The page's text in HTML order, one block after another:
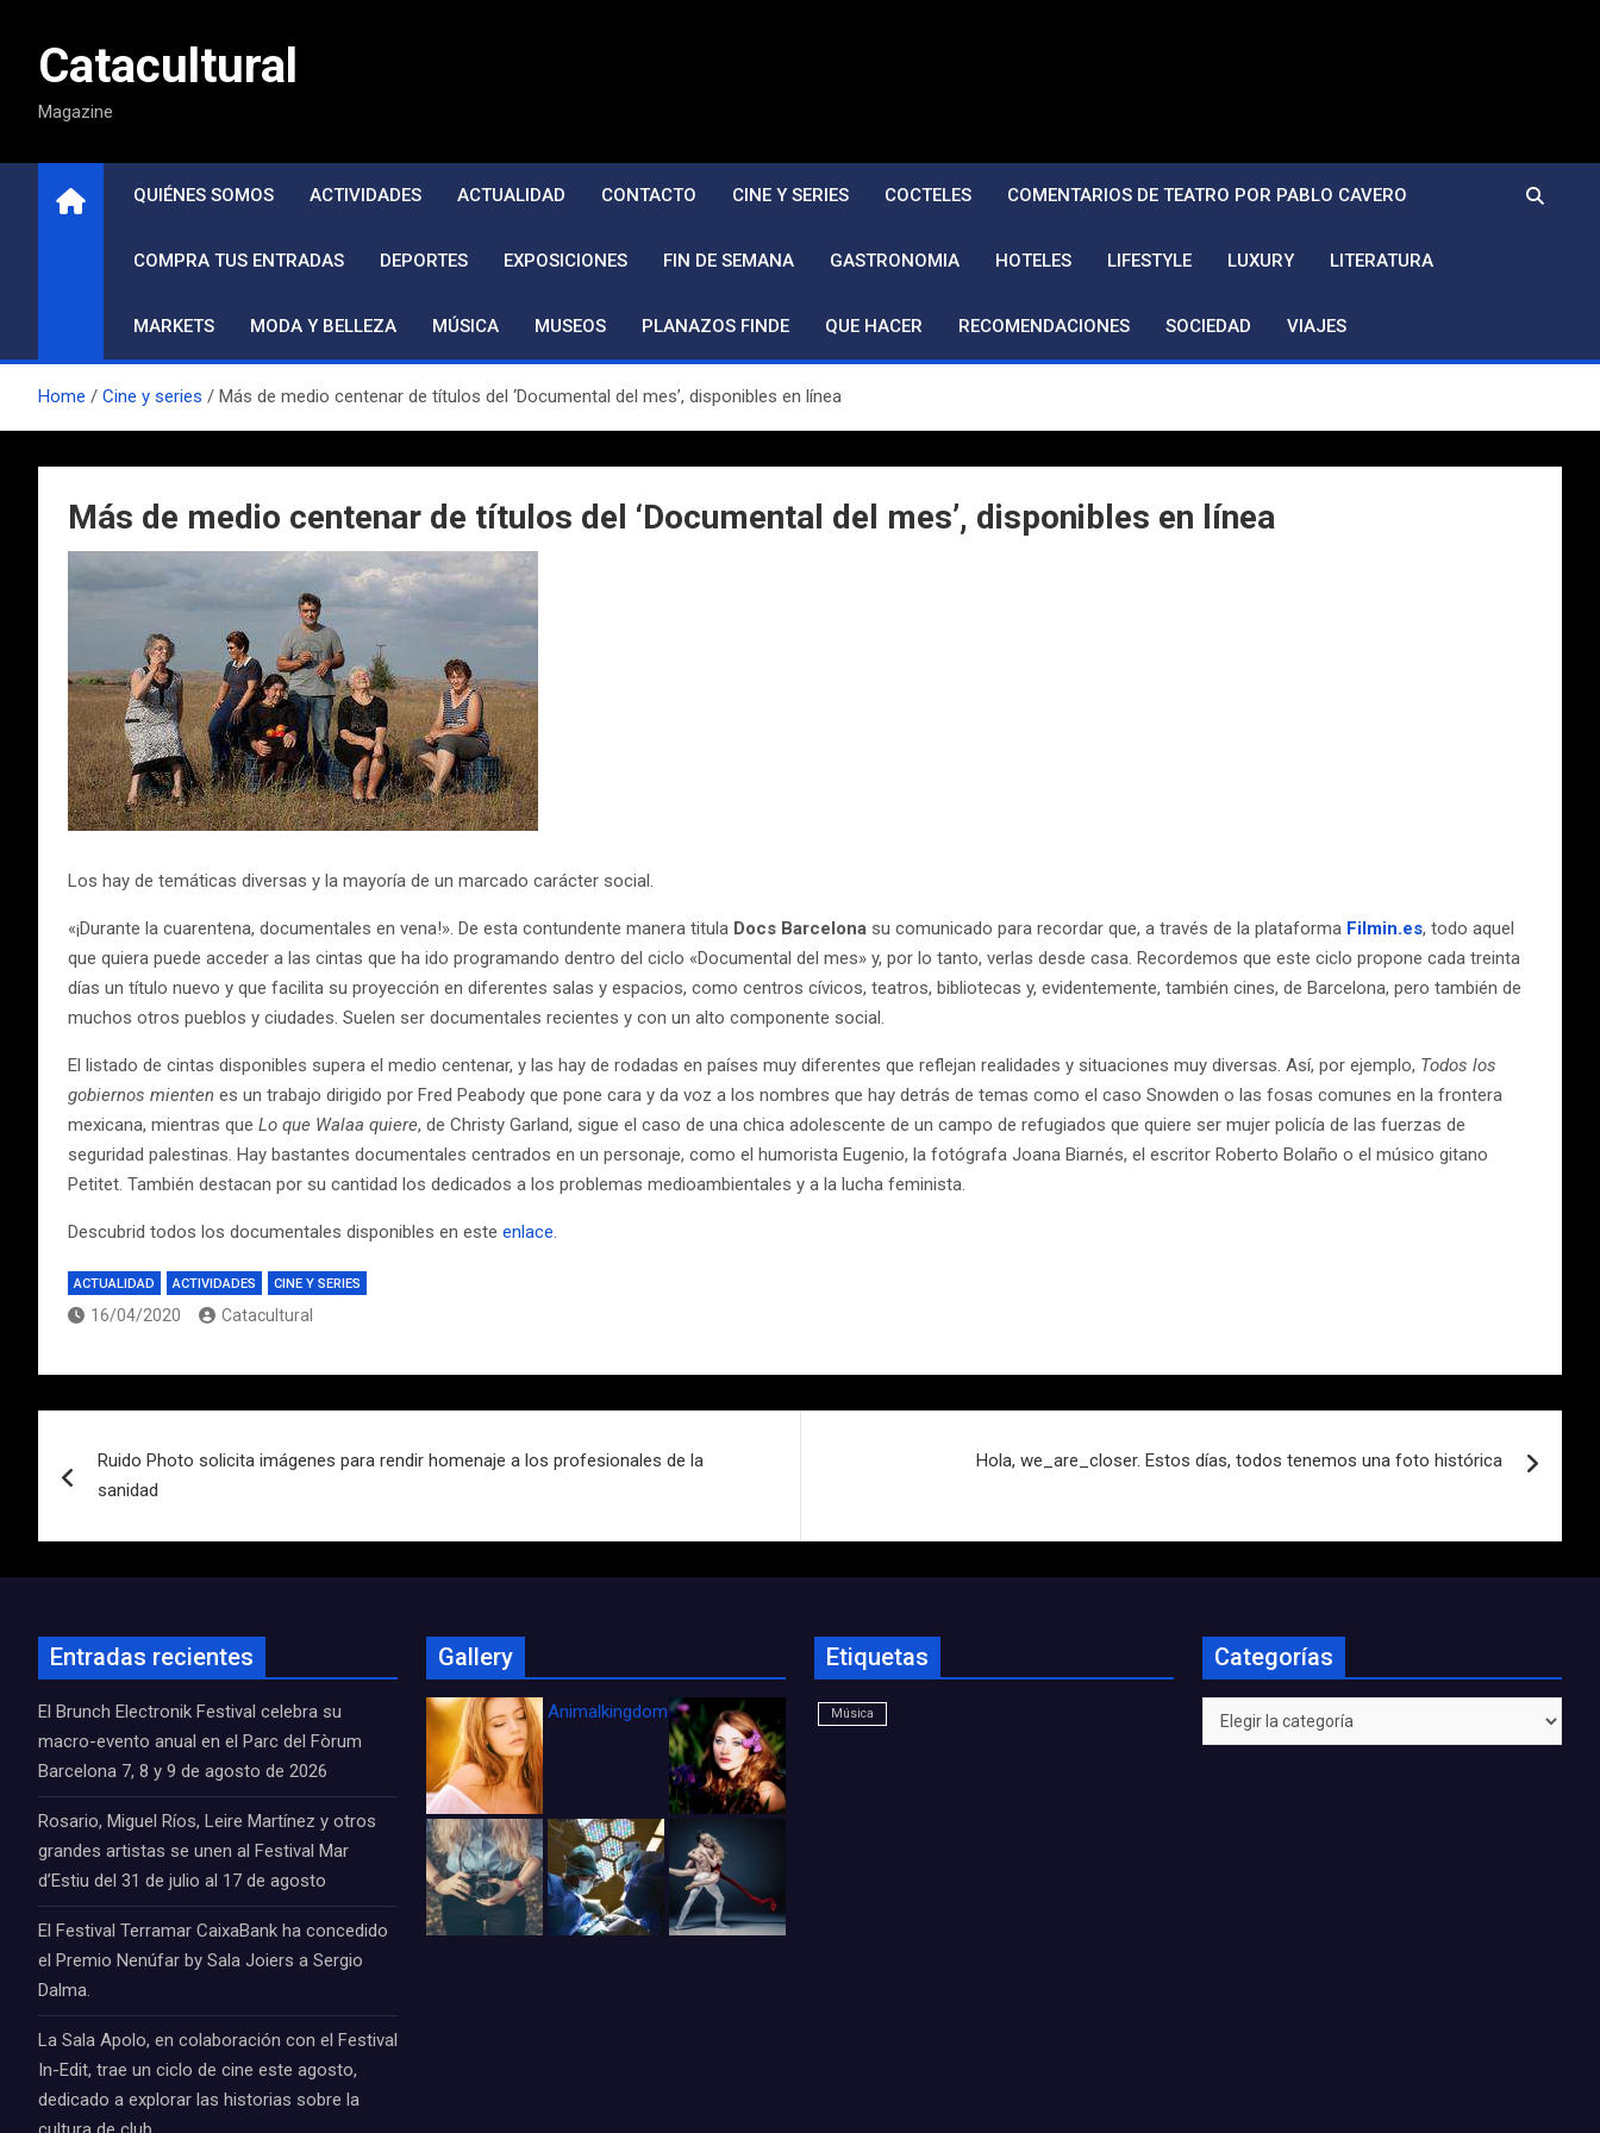
contenidoCatacultural
Magazine
QUIÉNES SOMOS ACTIVIDADES ACTUALIDAD CONTACTO CINE Y SERIES COCTELES COMENTARIOS DE TEATRO POR PABLO CAVERO
COMPRA TUS ENTRADAS DEPORTES EXPOSICIONES FIN DE SEMANA GASTRONOMIA HOTELES LIFESTYLE LUXURY LITERATURA
MARKETS MODA Y BELLEZA MÚSICA MUSEOS PLANAZOS FINDE QUE HACER RECOMENDACIONES SOCIEDAD VIAJES
Home Cine y series Más de medio centenar de títulos del ‘Documental del mes’, disponibles en línea
Más de medio centenar de títulos del ‘Documental del mes’, disponibles en línea
Los hay de temáticas diversas y la mayoría de un marcado carácter social.
«¡Durante la cuarentena, documentales en vena!». De esta contundente manera titula Docs Barcelona su comunicado para recordar que, a través de la plataforma Filmin.es, todo aquel
que quiera puede acceder a las cintas que ha ido programando dentro del ciclo «Documental del mes» y, por lo tanto, verlas desde casa. Recordemos que este ciclo propone cada treinta
días un título nuevo y que facilita su proyección en diferentes salas y espacios, como centros cívicos, teatros, bibliotecas y, evidentemente, también cines, de Barcelona, pero también de
muchos otros pueblos y ciudades. Suelen ser documentales recientes y con un alto componente social.
El listado de cintas disponibles supera el medio centenar, y las hay de rodadas en países muy diferentes que reflejan realidades y situaciones muy diversas. Así, por ejemplo, Todos los
gobiernos mienten es un trabajo dirigido por Fred Peabody que pone cara y da voz a los nombres que hay detrás de temas como el caso Snowden o las fosas comunes en la frontera
mexicana, mientras que Lo que Walaa quiere, de Christy Garland, sigue el caso de una chica adolescente de un campo de refugiados que quiere ser mujer policía de las fuerzas de
seguridad palestinas. Hay bastantes documentales centrados en un personaje, como el humorista Eugenio, la fotógrafa Joana Biarnés, el escritor Roberto Bolaño o el músico gitano
Petitet. También destacan por su cantidad los dedicados a los problemas medioambientales y a la lucha feminista.
Descubrid todos los documentales disponibles en este enlace.
ACTUALIDAD ACTIVIDADES CINE Y SERIES
16/04/2020 Catacultural
de
entradas
Ruido Photo solicita imágenes para rendir homenaje a los profesionales de la
sanidad
Hola, we_are_closer. Estos días, todos tenemos una foto histórica
Entradas recientes
El Brunch Electronik Festival celebra su
macro-evento anual en el Parc del Fòrum
Barcelona 7, 8 y 9 de agosto de 2026
Rosario, Miguel Ríos, Leire Martínez y otros
grandes artistas se unen al Festival Mar
d’Estiu del 31 de julio al 17 de agosto
El Festival Terramar CaixaBank ha concedido
el Premio Nenúfar by Sala Joiers a Sergio
Dalma.
La Sala Apolo, en colaboración con el Festival
In-Edit, trae un ciclo de cine este agosto,
dedicado a explorar las historias sobre la
Gallery
Animalkingdom_FichaCine
Etiquetas
Música
Categorías
Categorías